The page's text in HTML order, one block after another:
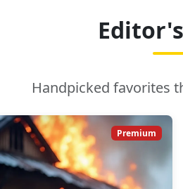
Handpicked favorites
Premium